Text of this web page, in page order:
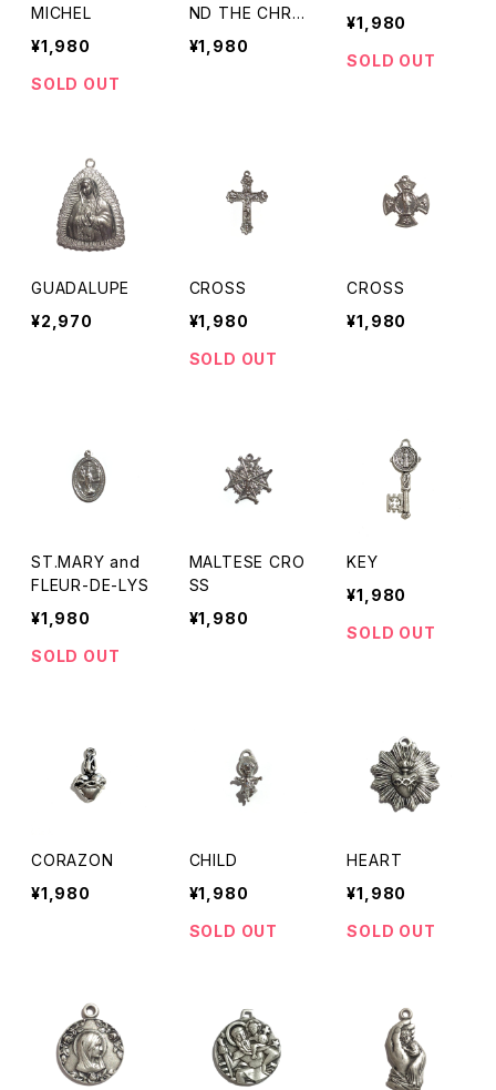
MICHEL
¥1,980
SOLD OUT
ND THE CHRIS
T CHILD
¥1,980
¥1,980
SOLD OUT
GUADALUPE
¥2,970
CROSS
¥1,980
SOLD OUT
CROSS
¥1,980
ST.MARY and
FLEUR-DE-LYS
¥1,980
SOLD OUT
MALTESE CRO
SS
¥1,980
KEY
¥1,980
SOLD OUT
CORAZON
¥1,980
CHILD
¥1,980
SOLD OUT
HEART
¥1,980
SOLD OUT